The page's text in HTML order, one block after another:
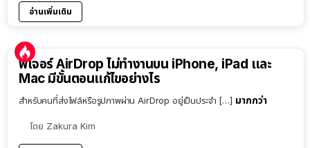
อ่านเพิ่มเติม
ฟีเจอร์ AirDrop ไม่ทำงานบน iPhone, iPad และ
Mac มีขั้นตอนแก้ไขอย่างไร
สำหรับคนที่ส่งไฟล์หรือรูปภาพผ่าน AirDrop อยู่เป็นประจำ […] มากกว่า
โดย Zakura Kim